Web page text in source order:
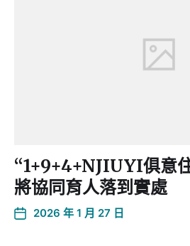
“1+9+4+NJIUYI俱意
將協同育人落到實處
2026 年 1 月 27 日